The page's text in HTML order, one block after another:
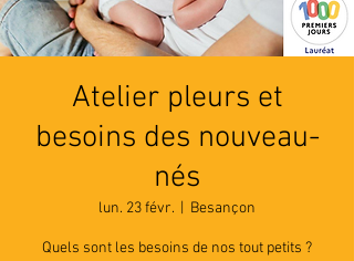
Atelier pleurs et
besoins des nouveau-
nés
lun. 23 févr. Besançon
Quels sont les besoins de nos tout petits ?